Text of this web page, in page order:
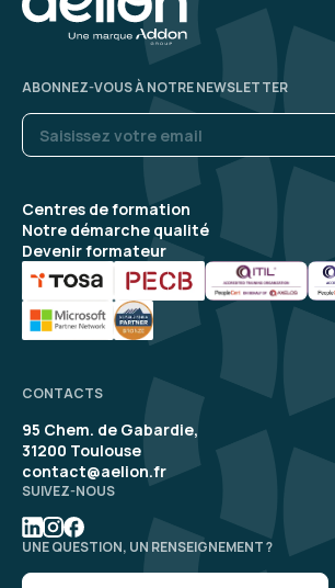
Centres de formation
Notre démarche qualité
Devenir formateur
ABONNEZ-VOUS À NOTRE NEWSLETTER
CONTACTS
95 Chem. de Gabardie,
31200 Toulouse
contact@aelion.fr
SUIVEZ-NOUS
UNE QUESTION, UN RENSEIGNEMENT ?